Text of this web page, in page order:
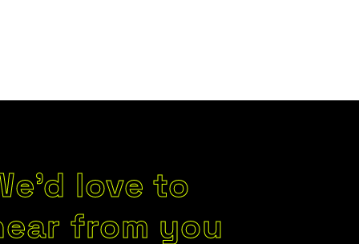
love to
from you